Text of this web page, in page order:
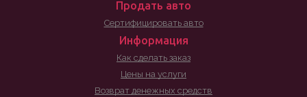
Продать авто
Сертифицировать авто
Информация
Как сделать заказ
Цены на услуги
Возврат денежных средств